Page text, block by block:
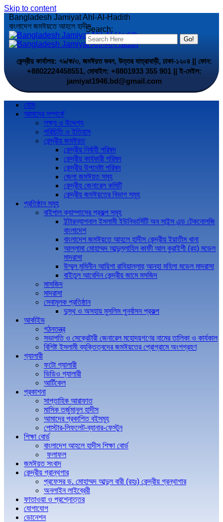
Skip to content
Search:
Bangladesh Jamiyat Ahl-Al-Hadith
বাংলাদেশ জমঈয়তে আহলে হাদীস
কেন্দ্রীয় কার্যালয়: ৭৯/ক/৩, জমঈয়ত ভবন, উত্তর যাত্রাবাড়ী, ঢাকা-১২০৪ || ফোন:
+8802224458551, মোবাইল: +8801933 355 901 || ই-মেইল:
jamiyat1946.bd@gmail.com
হোম
আমাদের সম্পর্কে
লক্ষ্য ও উদ্দেশ্য
পরিচিতি ও ইতিহাস
কেন্দ্রীয় জমঈয়ত
কেন্দ্রীয় নির্বাহী পরিষদ
কেন্দ্রীয় কার্যকারী পরিষদ
কেন্দ্রীয় উপদেষ্টা পরিষদ
জেলা জমঈয়ত সমূহ
কেন্দ্রীয় জেনারেল কমিটি
কেন্দ্রীয় জমঈয়তের বিভাগ সমূহ
প্রতিষ্ঠান সমূহ
বাইপাল ক্যাম্পাসের প্রকল্প সমূহ
ইন্টারন্যাশনাল ইসলামী ইউনিভার্সিটি অব সাইন্স এন্ড টেকনোলজি
বাংলাদেশ
বাংলাদেশ জমঈয়তে আহলে হাদীস কেন্দ্রীয় ইয়াতীম খানা
আল্লামা মোহাম্মদ আব্দুল্লাহিল কাফী আল কুরাইশী (রহ) মডেল
মাদরাসা
উম্মুল মুমিনীন আয়িশা রাযিয়াল্লাহু আনহা মহিলা মডেল মাদরাসা
বাইতুল আবেদিন কেন্দ্রীয় জামে মসজিদ
মাসজিদ
মাদরাসা
সেবামূলক প্রতিষ্ঠান
দুস্থ ও অসহায় মুসলিম পুনর্বাসন প্রকল্প
আর্কাইভ
গঠনতন্ত্র
সভাপতি ও সেক্রেটারী জেনারেল মহোদয়গণের নামের তালিকা ও কার্যকাল
বিশিষ্ট ইসলামী ব্যক্তিত্বদের জমঈয়তের প্রোগ্রামে অংশগ্রহণ
গ্যালারী
ফটো গ্যালারী
ভিডিও গ্যালারী
আর্টিকেল
প্রকাশনা
সাপ্তাহিক আরাফাত
মাসিক তর্জুমানুল হাদীস
আমাদের প্রকাশিত বইসমূহ
পোস্টার-লিফলেট-ব্যানার-ফেস্টুন
শিক্ষা বোর্ড
বাংলাদেশ আহলে হাদীস শিক্ষা বোর্ড
ফলাফল
জমঈয়ত সংবাদ
কেন্দ্রীয় গ্রান্থগার
প্রফেসর ড. মোহাম্মদ আব্দুল বারী (রহঃ) কেন্দ্রীয় গ্রন্থাগার
অনলাইন লাইব্রেরী
ফাতাওয়া ও প্রশ্নোত্তর
যোগাযোগ
ডোনেশন